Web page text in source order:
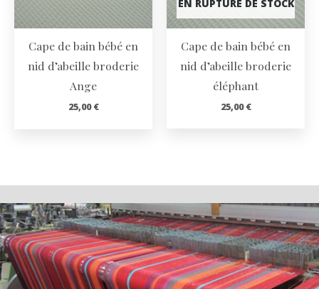
Cape de bain bébé en
nid d’abeille broderie
Ange
25,00€
EN RUPTURE DE STOCK
Cape de bain bébé en
nid d’abeille broderie
éléphant
25,00€